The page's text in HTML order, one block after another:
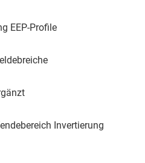
EEP-Profile
Invertierung